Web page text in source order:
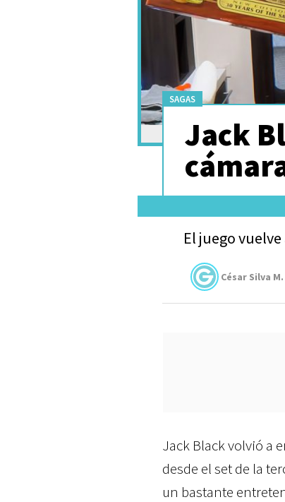
SAGAS
Jack
El juego
César Silva
Jack Black volvió a
desde el set de la
un bastante